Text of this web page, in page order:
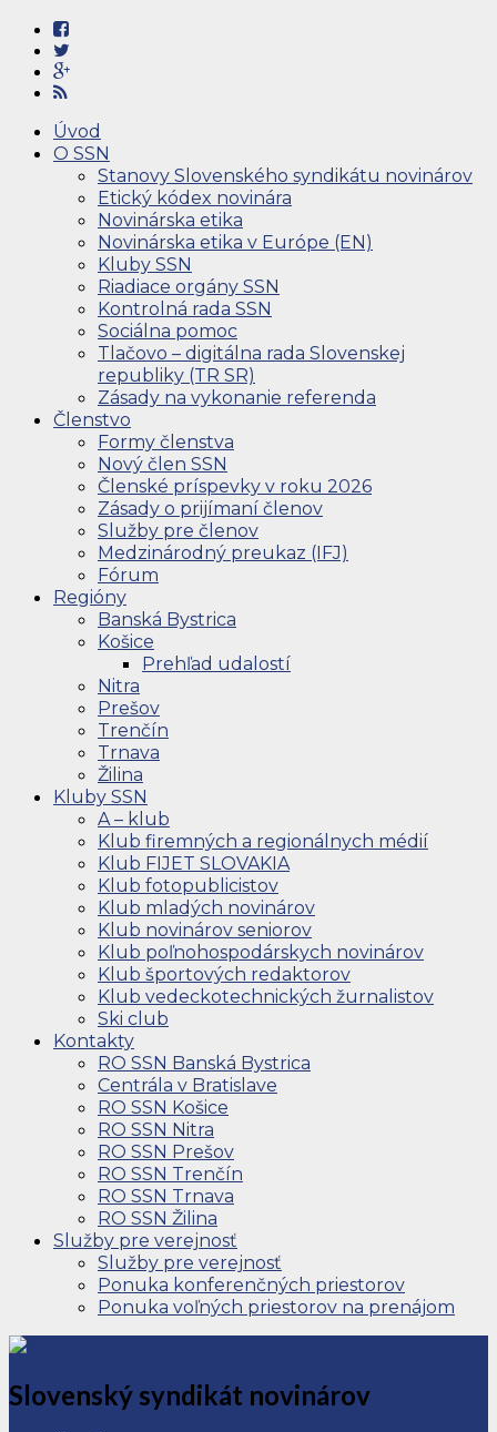
Úvod
O SSN
Stanovy Slovenského syndikátu novinárov
Etický kódex novinára
Novinárska etika
Novinárska etika v Európe (EN)
Kluby SSN
Riadiace orgány SSN
Kontrolná rada SSN
Sociálna pomoc
Tlačovo – digitálna rada Slovenskej
republiky (TR SR)
Zásady na vykonanie referenda
Členstvo
Formy členstva
Nový člen SSN
Členské príspevky v roku 2026
Zásady o prijímaní členov
Služby pre členov
Medzinárodný preukaz (IFJ)
Fórum
Regióny
Banská Bystrica
Košice
Prehľad udalostí
Nitra
Prešov
Trenčín
Trnava
Žilina
Kluby SSN
A – klub
Klub firemných a regionálnych médií
Klub FIJET SLOVAKIA
Klub fotopublicistov
Klub mladých novinárov
Klub novinárov seniorov
Klub poľnohospodárskych novinárov
Klub športových redaktorov
Klub vedeckotechnických žurnalistov
Ski club
Kontakty
RO SSN Banská Bystrica
Centrála v Bratislave
RO SSN Košice
RO SSN Nitra
RO SSN Prešov
RO SSN Trenčín
RO SSN Trnava
RO SSN Žilina
Služby pre verejnosť
Služby pre verejnosť
Ponuka konferenčných priestorov
Ponuka voľných priestorov na prenájom
Slovenský syndikát novinárov